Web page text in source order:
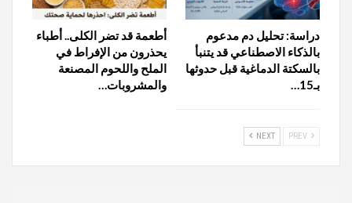
دراسة: تحليل دم مدعوم
بالذكاء الاصطناعي قد يتنبأ
بالسكتة الدماغية قبل حدوثها
بـ15…
أطعمة قد تضر الكلى.. أطباء
يحذرون من الإفراط في
الملح واللحوم المصنعة
والمشروبات…
NEXT